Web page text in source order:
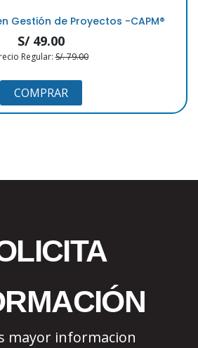
Gestión de Proyectos -CAPM®
S/ 49.00
Regular:S/. 79.00
COMPRAR
mayor informacion